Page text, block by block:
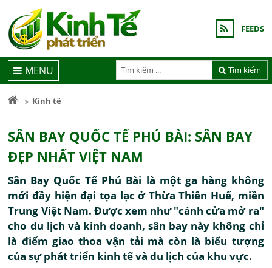
FEEDS
Tìm kiếm
MENU
Kinh tế
SÂN BAY QUỐC TẾ PHÚ BÀI: SÂN BAY
ĐẸP NHẤT VIỆT NAM
Sân Bay Quốc Tế Phú Bài là một ga hàng không
mới đầy hiện đại tọa lạc ở Thừa Thiên Huế, miền
Trung Việt Nam. Được xem như "cánh cửa mở ra"
cho du lịch và kinh doanh, sân bay này không chỉ
là điểm giao thoa vận tải mà còn là biểu tượng
của sự phát triển kinh tế và du lịch của khu vực.